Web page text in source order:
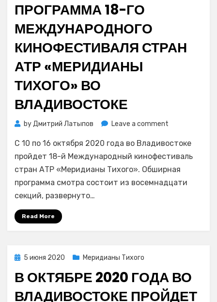
ПРОГРАММА 18-ГО
МЕЖДУНАРОДНОГО
КИНОФЕСТИВАЛЯ СТРАН
АТР «МЕРИДИАНЫ
ТИХОГО» ВО
ВЛАДИВОСТОКЕ
byДмитрий Латыпов Leave a comment
18-
го
стран
С 10 по 16 октября 2020 года во Владивостоке
пройдет 18-й Международный кинофестиваль
стран АТР «Меридианы Тихого». Обширная
программа смотра состоит из восемнадцати
секций, развернуто…
Read More
Posted
5 июня 2020 Меридианы Тихого
В ОКТЯБРЕ 2020 ГОДА ВО
ВЛАДИВОСТОКЕ ПРОЙДЕТ